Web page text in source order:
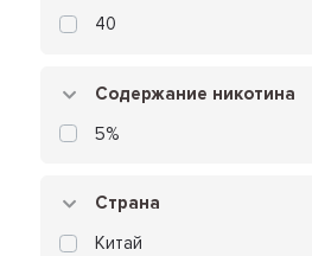
40
Содержание никотина
5%
Страна
Китай